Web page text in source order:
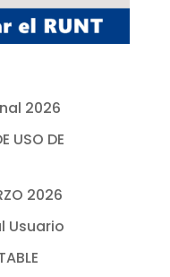
2026
USO DE
2026
Usuario